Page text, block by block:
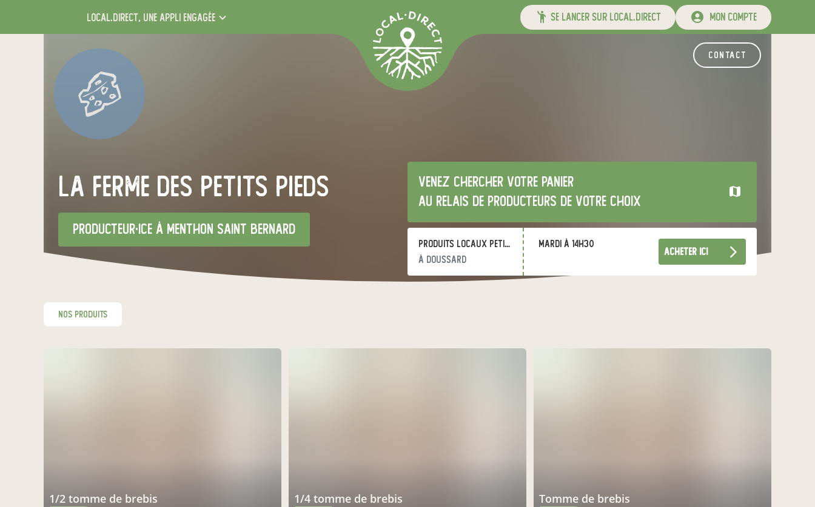
local.direct, une appli engagée se lancer sur local.direct mon compte
contact
La ferme des Petits Pieds
producteur·ice à menthon saint bernard
Venez chercher votre panier
au relais de producteurs de votre choix
Produits locaux Petit Lac
à Doussard
mardi à 14h30
acheter ici
nos produits
1/2 tomme de brebis 1/4 tomme de brebis tomme de brebis